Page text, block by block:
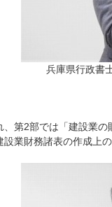
兵庫県行政書
第2部では「建設業
業財務諸表の作成上